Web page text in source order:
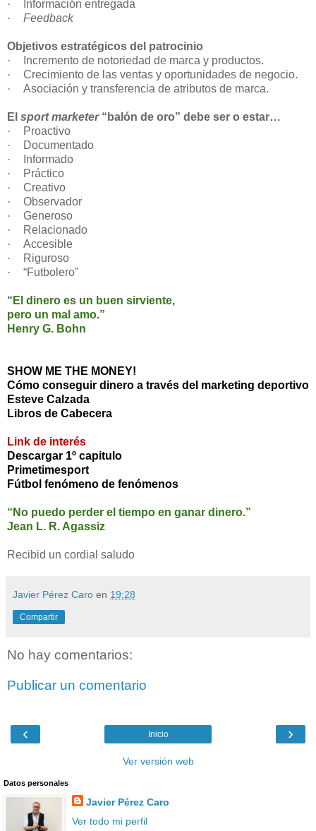
·
Información entregada
·
Feedback
Objetivos estratégicos del patrocinio
·
Incremento de notoriedad de marca y productos.
·
Crecimiento de las ventas y oportunidades de negocio.
·
Asociación y transferencia de atributos de marca.
El sport marketer “balón de oro” debe ser o estar…
·
Proactivo
·
Documentado
·
Informado
·
Práctico
·
Creativo
·
Observador
·
Generoso
·
Relacionado
·
Accesible
·
Riguroso
·
“Futbolero”
“El dinero es un buen sirviente,
pero un mal amo.”
Henry G. Bohn
SHOW ME THE MONEY!
Cómo conseguir dinero a través del marketing deportivo
Esteve Calzada
Libros de Cabecera
Link de interés
Descargar 1º capitulo
Primetimesport
Fútbol fenómeno de fenómenos
“No puedo perder el tiempo en ganar dinero.”
Jean L. R. Agassiz
Recibid un cordial saludo
Javier Pérez Caro en 19:28
Compartir
No hay comentarios:
Publicar un comentario
‹ ›
Inicio
Ver versión web
Datos personales
Javier Pérez Caro
Ver todo mi perfil